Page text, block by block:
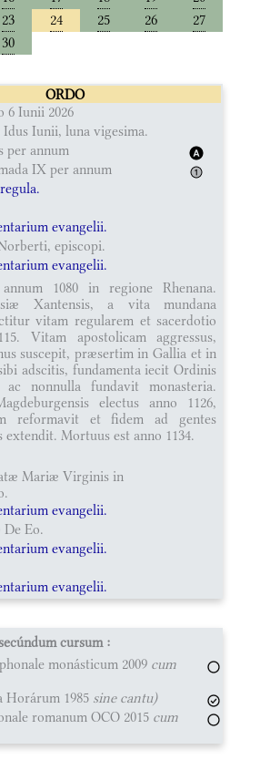
23 24 25 26
27
30
ORDO
6 Iunii 2026
Iunii, luna vigesima.
per annum
IX per annum
evangelii.
episcopi.
evangelii.
1080 in regione Rhenana.
Xantensis, a vita mundana
vitam regularem et sacerdotio
Vitam apostolicam aggressus,
suscepit, præsertim in Gallia et in
adscitis, fundamenta iecit Ordinis
ac nonnulla fundavit monasteria.
electus anno 1126,
reformavit et fidem ad gentes
Mortuus est anno 1134.
Mariæ Virginis in
evangelii.
Eo.
evangelii.
evangelii.
cursum :
monásticum 2009 cum
Horárum 1985 sine cantu)
romanum OCO 2015 cum